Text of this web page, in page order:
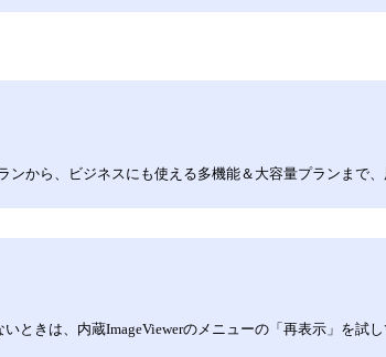
から、ビジネスにも使える多機能＆大容量プランまで
きは、内蔵ImageViewerのメニューの「再表示」を試し